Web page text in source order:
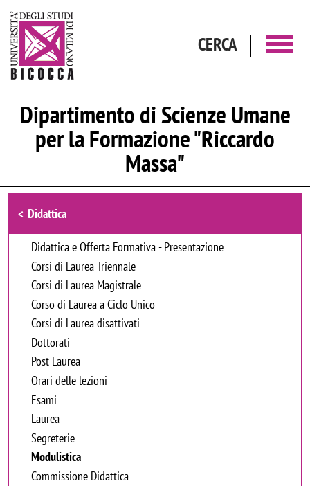
CERCA
Dipartimento di Scienze Umane
per la Formazione "Riccardo
Massa"
Browse the section
Didattica
Didattica e Offerta Formativa - Presentazione
Corsi di Laurea Triennale
Corsi di Laurea Magistrale
Corso di Laurea a Ciclo Unico
Corsi di Laurea disattivati
Dottorati
Post Laurea
Orari delle lezioni
Esami
Laurea
Segreterie
Modulistica
Commissione Didattica